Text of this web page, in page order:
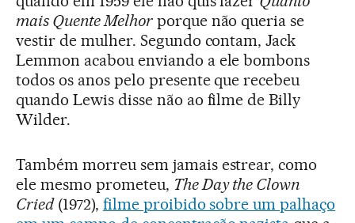
mais Quente Melhorporque não queria se
vestir de mulher. Segundo contam, Jack
Lemmon acabou enviando a ele bombons
todos os anos pelo presente que recebeu
quando Lewis disse não ao filme de Billy
Wilder.
Também morreu sem jamais estrear, como
ele mesmo prometeu, The Day the Clown
Cried(1972), filme proibido sobre um palhaço